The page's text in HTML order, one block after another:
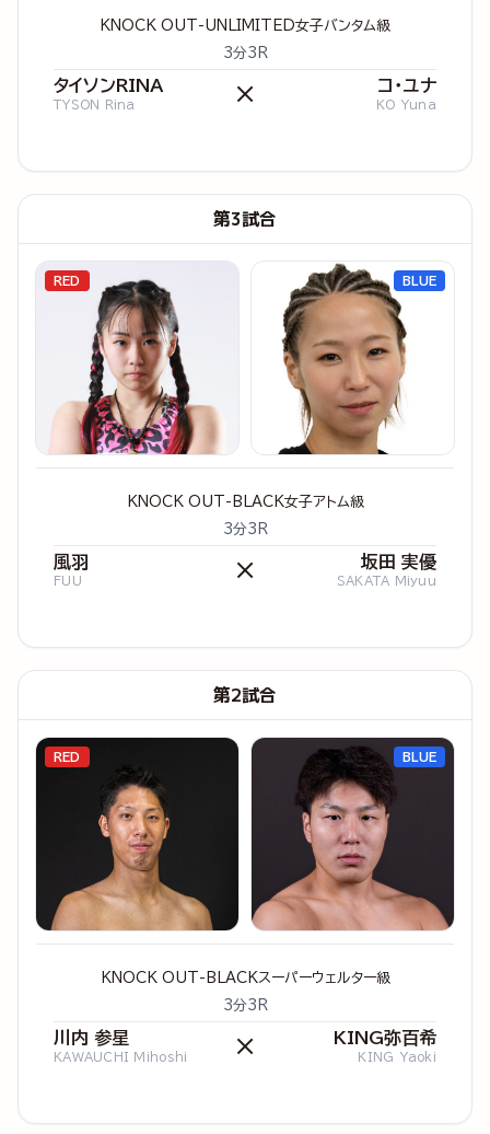
KNOCK OUT-UNLIMITED女子バンタム級
3分3R
タイソンRINA
TYSON Rina × コ・ユナ
KO Yuna
第3試合
RED
KNOCK OUT-BLACK女子アトム級
3分3R
風羽
FUU × 坂田 実優
SAKATA Miyuu
BLUE
第2試合
RED
KNOCK OUT-BLACKスーパーウェルター級
3分3R
川内 参星
KAWAUCHI Mihoshi × KING弥百希
KING Yaoki
BLUE